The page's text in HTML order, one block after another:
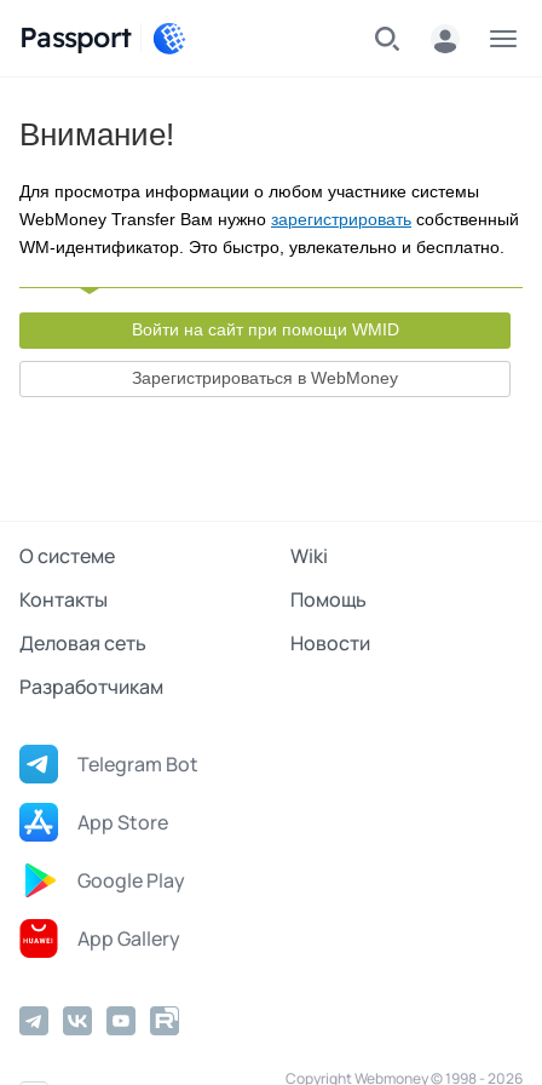
Passport
Внимание!
Для просмотра информации о любом участнике системы
WebMoney Transfer Вам нужно зарегистрировать собственный
WM-идентификатор. Это быстро, увлекательно и бесплатно.
Войти на сайт при помощи WMID
Зарегистрироваться в WebMoney
О системе
Wiki
Контакты
Помощь
Деловая сеть
Новости
Разработчикам
Telegram Bot
App Store
Google Play
App Gallery
Copyright Webmoney © 1998 - 2026